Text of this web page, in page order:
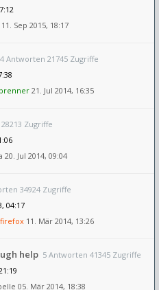
11. Sep 2015, 18:17
4 Antworten 21745 Zugriffe
21. Jul 2014, 16:35
Zugriffe
20. Jul 2014, 09:04
34924 Zugriffe
04:17
11. Mär 2014, 13:26
help 5 Antworten 41345 Zugriffe
05. Mär 2014, 18:38